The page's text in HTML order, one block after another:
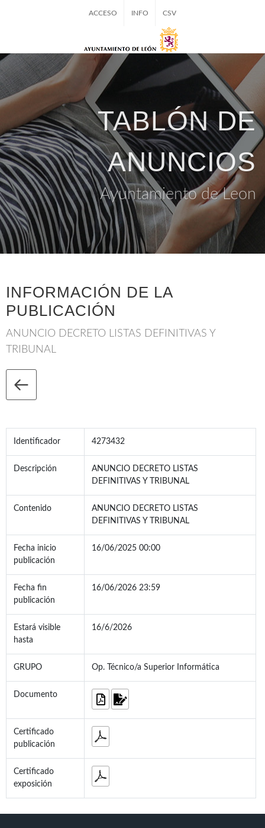
ACCESO INFO CSV
TABLÓN DE
ANUNCIOS
Ayuntamiento de Leon
INFORMACIÓN DE LA
PUBLICACIÓN
ANUNCIO DECRETO LISTAS DEFINITIVAS Y
TRIBUNAL
Identificador 4273432
Descripción
ANUNCIO DECRETO LISTAS
DEFINITIVAS Y TRIBUNAL
Contenido
ANUNCIO DECRETO LISTAS
DEFINITIVAS Y TRIBUNAL
Fecha inicio
publicación
16/06/2025 00:00
Fecha fin
publicación
16/06/2026 23:59
Estará visible
hasta
16/6/2026
GRUPO Op. Técnico/a Superior Informática
Documento
Certificado
publicación
Certificado
exposición